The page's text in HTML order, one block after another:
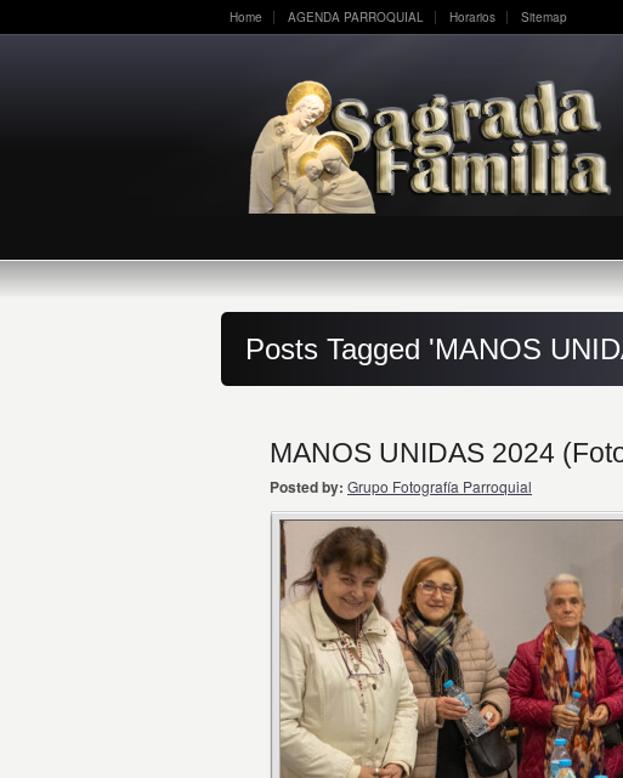
Home AGENDA PARROQUIAL Horarios Sitemap
Posts Tagged 'MANOS
MANOS UNIDAS 2024
Posted by: Grupo Fotografía Parroquial